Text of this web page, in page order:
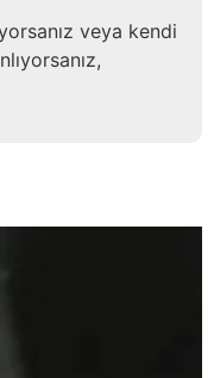
veya kendi